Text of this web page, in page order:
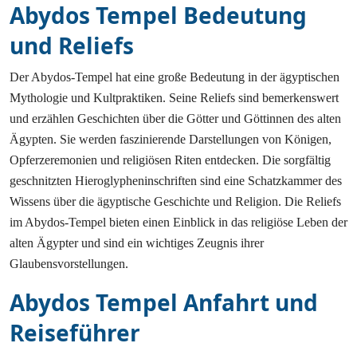
Abydos Tempel Bedeutung
und Reliefs
Der Abydos-Tempel hat eine große Bedeutung in der ägyptischen
Mythologie und Kultpraktiken. Seine Reliefs sind bemerkenswert
und erzählen Geschichten über die Götter und Göttinnen des alten
Ägypten. Sie werden faszinierende Darstellungen von Königen,
Opferzeremonien und religiösen Riten entdecken. Die sorgfältig
geschnitzten Hieroglypheninschriften sind eine Schatzkammer des
Wissens über die ägyptische Geschichte und Religion. Die Reliefs
im Abydos-Tempel bieten einen Einblick in das religiöse Leben der
alten Ägypter und sind ein wichtiges Zeugnis ihrer
Glaubensvorstellungen.
Abydos Tempel Anfahrt und
Reiseführer